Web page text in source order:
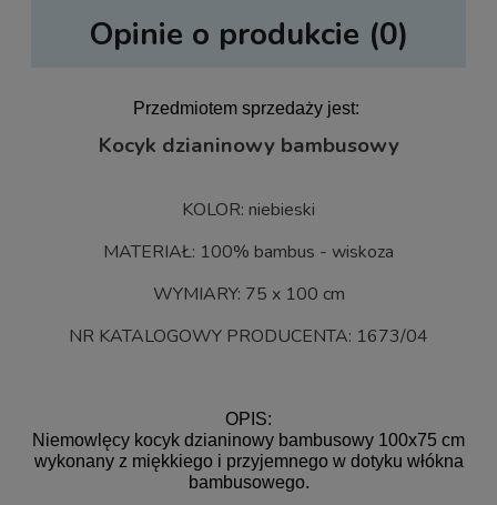
Opinie o produkcie (0)
Przedmiotem sprzedaży jest:
Kocyk dzianinowy bambusowy
KOLOR: niebieski
MATERIAŁ: 100% bambus - wiskoza
WYMIARY: 75 x 100 cm
NR KATALOGOWY PRODUCENTA: 1673/04
OPIS:
Niemowlęcy kocyk dzianinowy bambusowy 100x75 cm
wykonany z miękkiego i przyjemnego w dotyku włókna
bambusowego.